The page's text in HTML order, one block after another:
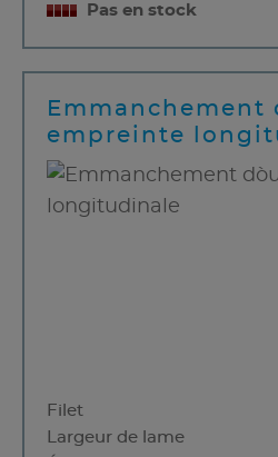
Pas en stock
Emmanchement
empreinte
Filet
Largeur de lame